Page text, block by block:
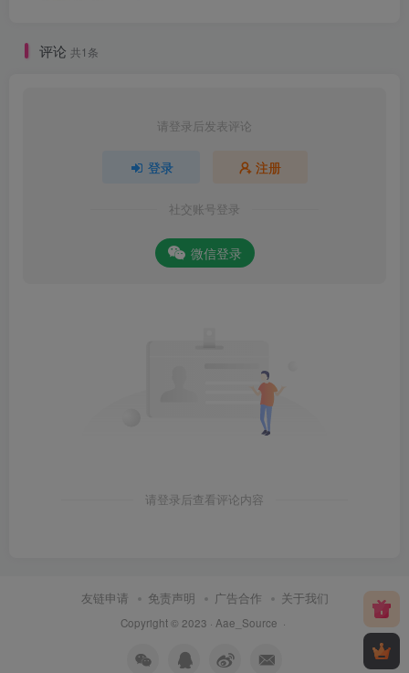
评论 共1条
请登录后发表评论
登录 注册
社交账号登录
微信登录
请登录后查看评论内容
友链申请 免责声明 广告合作 关于我们
Copyright © 2023 · Aae_Source ·